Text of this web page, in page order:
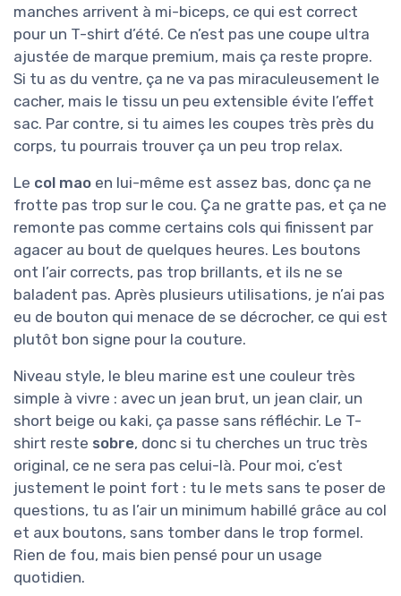
manches arrivent à mi-biceps, ce qui est correct
pour un T-shirt d’été. Ce n’est pas une coupe ultra
ajustée de marque premium, mais ça reste propre.
Si tu as du ventre, ça ne va pas miraculeusement le
cacher, mais le tissu un peu extensible évite l’effet
sac. Par contre, si tu aimes les coupes très près du
corps, tu pourrais trouver ça un peu trop relax.
Le col mao en lui-même est assez bas, donc ça ne
frotte pas trop sur le cou. Ça ne gratte pas, et ça ne
remonte pas comme certains cols qui finissent par
agacer au bout de quelques heures. Les boutons
ont l’air corrects, pas trop brillants, et ils ne se
baladent pas. Après plusieurs utilisations, je n’ai pas
eu de bouton qui menace de se décrocher, ce qui est
plutôt bon signe pour la couture.
Niveau style, le bleu marine est une couleur très
simple à vivre : avec un jean brut, un jean clair, un
short beige ou kaki, ça passe sans réfléchir. Le T-
shirt reste sobre, donc si tu cherches un truc très
original, ce ne sera pas celui-là. Pour moi, c’est
justement le point fort : tu le mets sans te poser de
questions, tu as l’air un minimum habillé grâce au col
et aux boutons, sans tomber dans le trop formel.
Rien de fou, mais bien pensé pour un usage
quotidien.